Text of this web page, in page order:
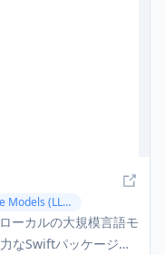
Large Language Models (LLMs)
ーカルの大規模言語モ
なSwiftパッケージで